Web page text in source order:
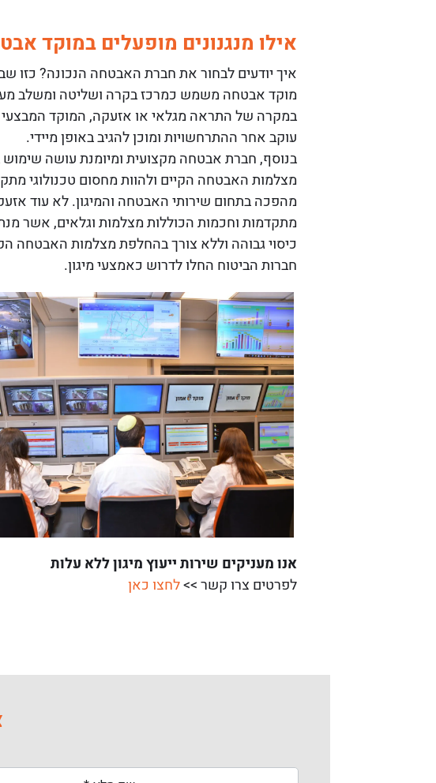
אילו מנגנונים מופעלים במוקד
איך יודעים לבחור את חברת האבטחה הנכונה?
במקרה של התראה מגלאי או אזעקה, המוקד המבצעי
עוקב אחר ההתרחשויות ומוכן להגיב באופן מיידי.
בנוסף, חברת אבטחה מקצועית ומיומנת עושה שימוש
מצלמות האבטחה הקיים ולהוות מחסום טכנולוגי
מהפכה בתחום שירותי האבטחה והמיגון. לא עוד
מתקדמות וחכמות הכוללות מצלמות וגלאים, אשר
כיסוי גבוהה וללא צורך בהחלפת מצלמות האבטחה
חברות הביטוח החלו לדרוש כאמצעי מיגון.
אנו מעניקים שירות ייעוץ מיגון ללא עלות
לפרטים צרו קשר >>לחצו כאן